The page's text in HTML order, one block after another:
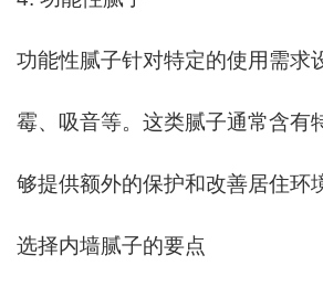
功能性腻子针对特定的使用需求
霉、吸音等。这类腻子通常含有
够提供额外的保护和改善居住环
选择内墙腻子的要点